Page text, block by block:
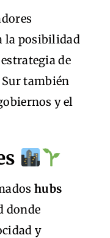
la posibilidad
de
también
y el
hubs
donde
y